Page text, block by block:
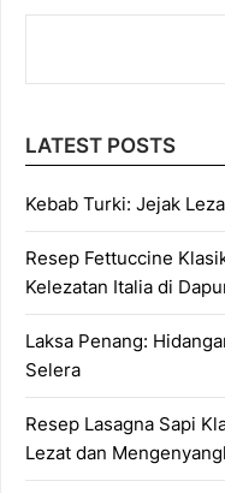
LATEST POSTS
Kebab Turki: Jejak
Resep Fettuccine
Kelezatan Italia di
Laksa Penang:
Selera
Resep Lasagna Sapi
Lezat dan